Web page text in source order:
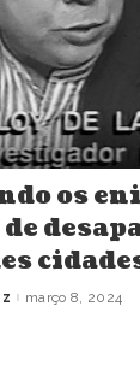
os
março 8, 2024